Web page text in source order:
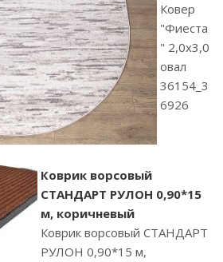
Ковер
"Фиеста
" 2,0х3,0
овал
36154_3
6926
Коврик ворсовый
СТАНДАРТ РУЛОН 0,90*15
м, коричневый
Коврик ворсовый СТАНДАРТ
РУЛОН 0,90*15 м,